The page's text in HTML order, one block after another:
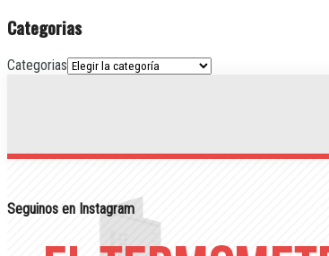
Categorias
Categorias
Seguinos en Instagram